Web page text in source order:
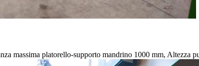
massima platorello-supporto mandrino 1000 mm, Altezza